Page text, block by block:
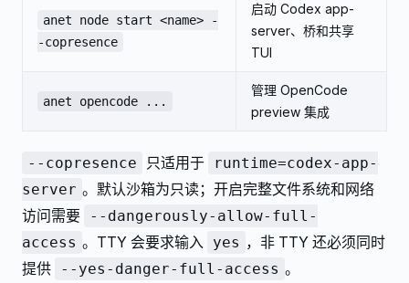
anet node start <name> -
-copresence
启动 Codex app-
server、桥和共享
TUI
anet opencode ...
管理 OpenCode
preview 集成
--copresence 只适用于
runtime=codex-app-
server 。默认沙箱为只读；开启完整文件系统和网络
访问需要
--dangerously-allow-full-
access 。TTY 会要求输入 yes ，非 TTY 还必须同时
提供
--yes-danger-full-access 。